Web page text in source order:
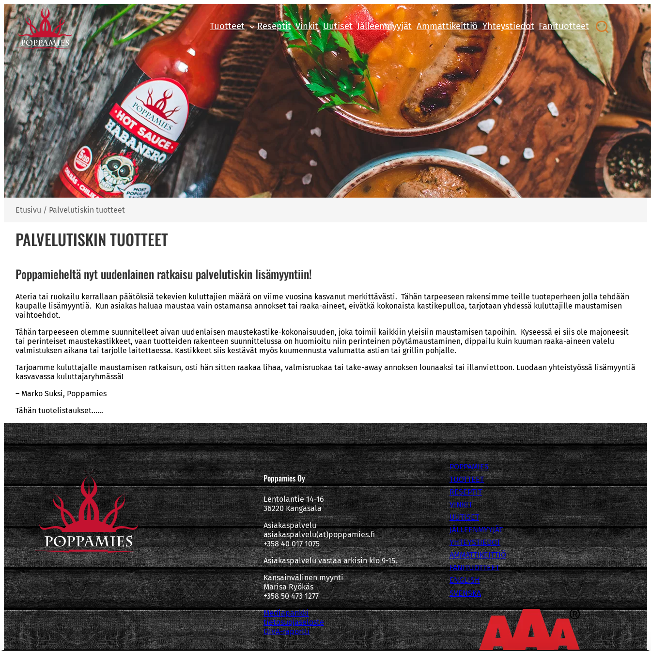
Siirry
sisältöön
Tuotteet Reseptit Vinkit Uutiset Jälleenmyyjät Ammattikeittiö Yhteystiedot Fanituotteet
Etusivu / Palvelutiskin tuotteet
PALVELUTISKIN TUOTTEET
Poppamieheltä nyt uudenlainen ratkaisu palvelutiskin lisämyyntiin!
Ateria tai ruokailu kerrallaan päätöksiä tekevien kuluttajien määrä on viime vuosina kasvanut merkittävästi. Tähän tarpeeseen rakensimme teille tuoteperheen jolla tehdään
kaupalle lisämyyntiä. Kun asiakas haluaa maustaa vain ostamansa annokset tai raaka-aineet, eivätkä kokonaista kastikepulloa, tarjotaan yhdessä kuluttajille maustamisen
vaihtoehdot.
Tähän tarpeeseen olemme suunnitelleet aivan uudenlaisen maustekastike-kokonaisuuden, joka toimii kaikkiin yleisiin maustamisen tapoihin. Kyseessä ei siis ole majoneesit
tai perinteiset maustekastikkeet, vaan tuotteiden rakenteen suunnittelussa on huomioitu niin perinteinen pöytämaustaminen, dippailu kuin kuuman raaka-aineen valelu
valmistuksen aikana tai tarjolle laitettaessa. Kastikkeet siis kestävät myös kuumennusta valumatta astian tai grillin pohjalle.
Tarjoamme kuluttajalle maustamisen ratkaisun, osti hän sitten raakaa lihaa, valmisruokaa tai take-away annoksen lounaaksi tai illanviettoon. Luodaan yhteistyössä lisämyyntiä
kasvavassa kuluttajaryhmässä!
– Marko Suksi, Poppamies
Tähän tuotelistaukset……
Poppamies Oy
Lentolantie 14-16
36220 Kangasala
Asiakaspalvelu
asiakaspalvelu(at)poppamies.fi
+358 40 017 1075
Asiakaspalvelu vastaa arkisin klo 9-15.
Kansainvälinen myynti
Marisa Ryökäs
+358 50 473 1277
Mediapankki
tietosuojaseloste
OIVA-raportti
POPPAMIES
TUOTTEET
RESEPTIT
VINKIT
UUTISET
JÄLLEENMYYJÄT
YHTEYSTIEDOT
AMMATTIKEITTIÖ
FANITUOTTEET
ENGLISH
SVENSKA